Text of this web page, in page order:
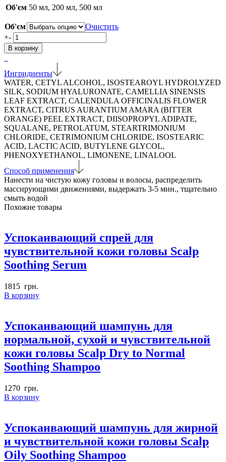
Об'єм 50 мл, 200 мл, 500 мл
Об'єм
Очистить
+- Количество
товара
Увлажняющий
кондиционер
для
кожи
головы
и
волос
Scalp
Hydrating
Treatment
В корзину
Ингридиенты
WATER, CETYL ALCOHOL, ISOSTEAROYL HYDROLYZED
SILK, SODIUM HYALURONATE, CAMELLIA SINENSIS
LEAF EXTRACT, CALENDULA OFFICINALIS FLOWER
EXTRACT, CITRUS AURANTIUM AMARA (BITTER
ORANGE) PEEL EXTRACT, DIISOPROPYL ADIPATE,
SQUALANE, PETROLATUM, STEARTRIMONIUM
CHLORIDE, CETRIMONIUM CHLORIDE, ISOSTEARIC
ACID, LACTIC ACID, BUTYLENE GLYCOL,
PHENOXYETHANOL, LIMONENE, LINALOOL
Способ применения
Нанести на чистую кожу головы и волосы, распределить
массирующими движениями, выдержать 3-5 мин., тщательно
смыть водой
Похожие товары
Успокаивающий спрей для
чувствительной кожи головы Scalp
Soothing Serum
1815 грн.
В корзину
Успокаивающий шампунь для
нормальной, сухой и чувствительной
кожи головы Scalp Dry to Normal
Soothing Shampoo
1270 грн.
В корзину
Успокаивающий шампунь для жирной
и чувствительной кожи головы Scalp
Oily Soothing Shampoo